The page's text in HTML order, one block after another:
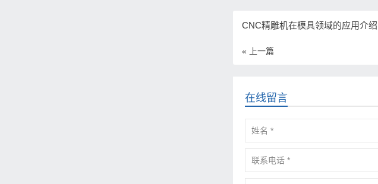
CNC精雕机在模具领域的应用介绍
« 上一篇
在线留言